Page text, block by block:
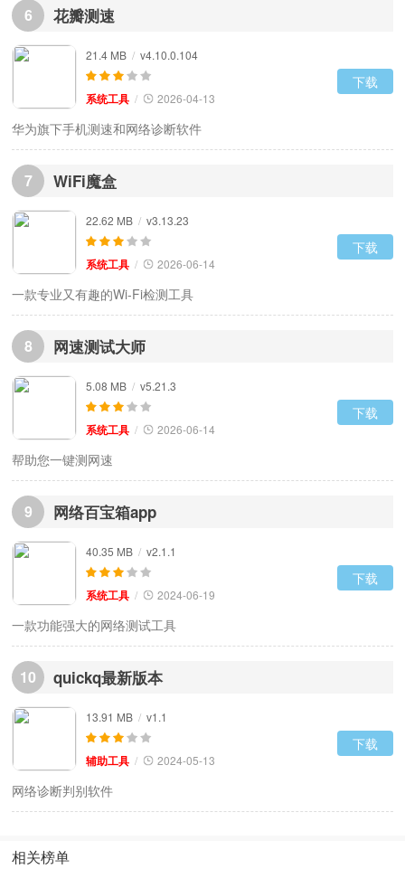
6 花瓣测速
21.4 MB / v4.10.0.104
系统工具 / 2026-04-13
下载
华为旗下手机测速和网络诊断软件
7 WiFi魔盒
22.62 MB / v3.13.23
系统工具 / 2026-06-14
下载
一款专业又有趣的Wi-Fi检测工具
8 网速测试大师
5.08 MB / v5.21.3
系统工具 / 2026-06-14
下载
帮助您一键测网速
9 网络百宝箱app
40.35 MB / v2.1.1
系统工具 / 2024-06-19
下载
一款功能强大的网络测试工具
10 quickq最新版本
13.91 MB / v1.1
辅助工具 / 2024-05-13
下载
网络诊断判别软件
相关榜单